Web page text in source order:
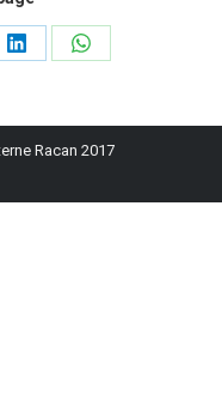
Partager
LinkedIn
Partager
WhatsApp
Racan 2017